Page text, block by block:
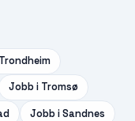
Trondheim
Jobb i Tromsø
Jobb iSandnes